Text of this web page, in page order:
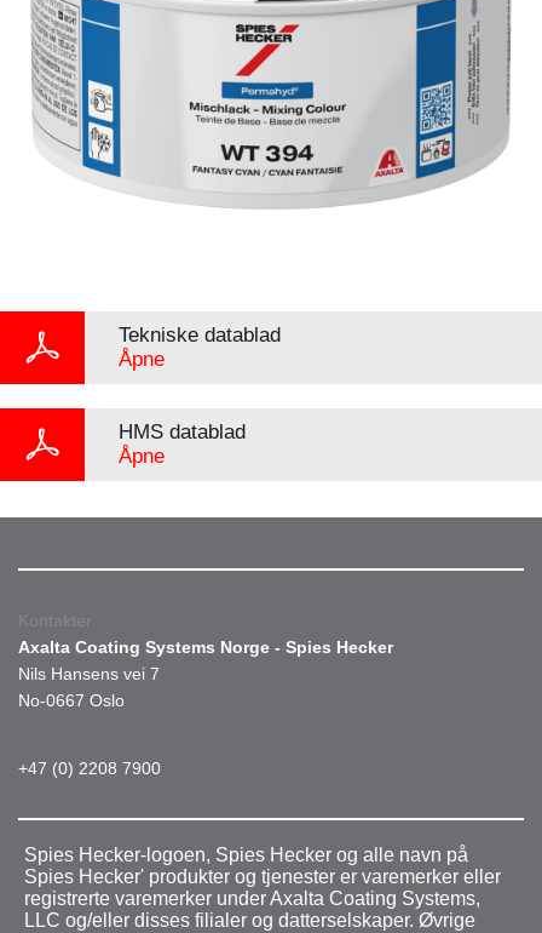
Tekniske datablad
Åpne
HMS datablad
Åpne
Kontakter
Axalta Coating Systems Norge - Spies Hecker
Nils Hansens vei 7
No-0667 Oslo
+47 (0) 2208 7900
Spies Hecker-logoen, Spies Hecker og alle navn på
Spies Hecker' produkter og tjenester er varemerker eller
registrerte varemerker under Axalta Coating Systems,
LLC og/eller disses filialer og datterselskaper. Øvrige